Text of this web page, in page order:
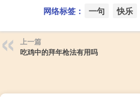
网络标签： 一句 快乐
上一篇
吃鸡中的拜年枪法有用吗